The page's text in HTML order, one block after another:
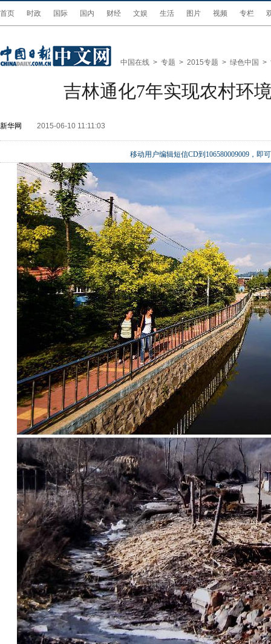
首页 时政 国际 国内 财经 文娱 生活 图片 视频 专栏
中国在线 > 专题 > 2015专题 > 绿色中国 >
吉林通化7年实现农村环
新华网 2015-06-10 11:11:03
移动用户编辑短信CD到106580009009，即